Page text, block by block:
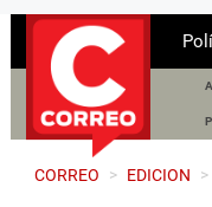
CORREO > EDICION >